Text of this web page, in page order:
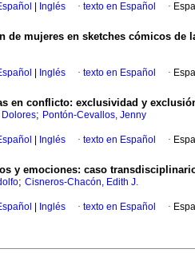
Inglés · texto en Español ·
de mujeres en sketches cómicos de
Inglés · texto en Español ·
en conflicto: exclusividad y
Dolores; Pontón-Cevallos, Jenny
Inglés · texto en Español ·
y emociones: caso
; Cisneros-Chacón, Edith J.
Inglés · texto en Español ·